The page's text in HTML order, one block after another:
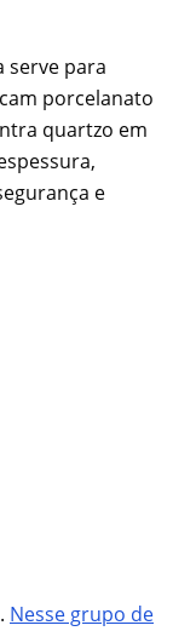
serve para
porcelanato
quartzo em
e
Nesse grupo de